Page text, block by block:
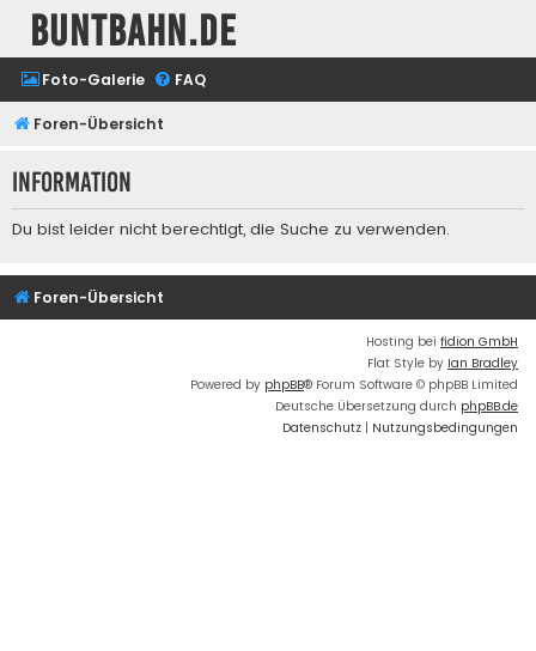
buntbahn.de
Foto-Galerie FAQ
Foren-Übersicht
Information
Du bist leider nicht berechtigt, die Suche zu verwenden.
Foren-Übersicht
Hosting bei fidion GmbH
Flat Style by Ian Bradley
Powered by phpBB® Forum Software © phpBB Limited
Deutsche Übersetzung durch phpBB.de
Datenschutz | Nutzungsbedingungen